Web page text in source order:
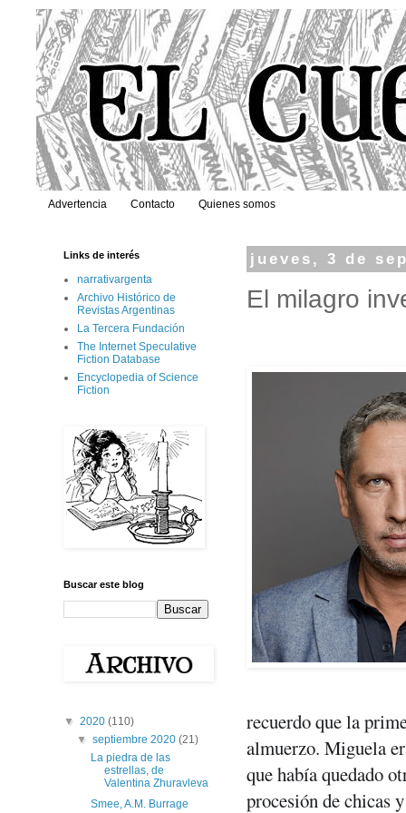
Advertencia Contacto Quienes somos
jueves, 3 de
El milagro
recuerdo que la
almuerzo. Miguela
que había quedado
procesión de chicas
Links de interés
narrativargenta
Archivo Histórico de
Revistas Argentinas
La Tercera Fundación
The Internet Speculative
Fiction Database
Encyclopedia of Science
Fiction
Buscar este blog
▼ 2020 (110)
▼septiembre 2020(21)
La piedra de las
estrellas, de
Valentina Zhuravleva
Smee, A.M. Burrage